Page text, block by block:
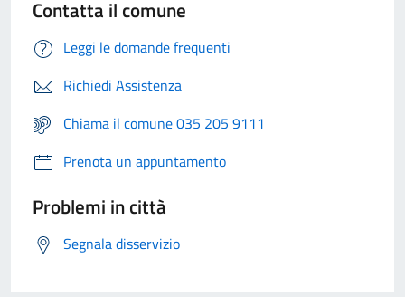
Contatta il comune
Leggi le domande frequenti
Richiedi Assistenza
Chiama il comune 035 205 9111
Prenota un appuntamento
Problemi in città
Segnala disservizio